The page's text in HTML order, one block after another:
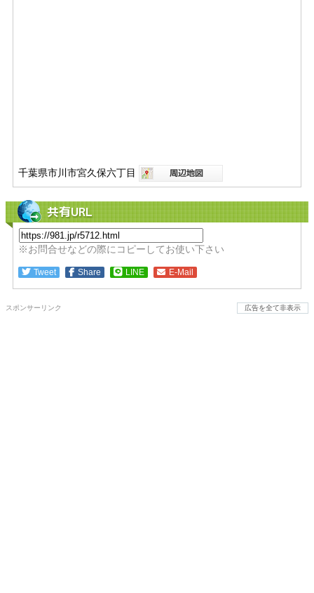
千葉県市川市宮久保六丁目
共有URL
※お問合せなどの際にコピーしてお使い下さい
Tweet Share LINE E-Mail
スポンサーリンク 広告を全て非表示